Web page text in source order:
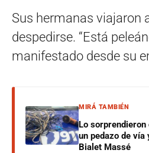
Sus hermanas viajaron
despedirse. “Está
manifestado desde su
MIRÁ TAMBIÉN
Lo
un pedazo de vía
Bialet Massé